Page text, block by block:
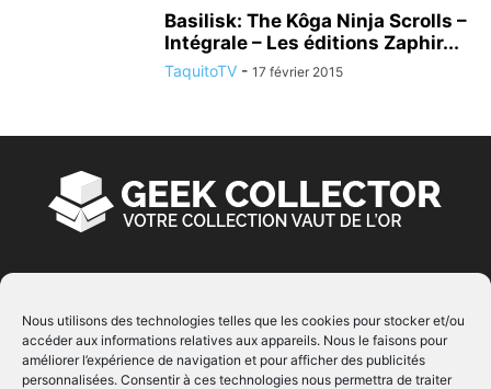
Nous utilisons des technologies telles que les cookies pour stocker et/ou
accéder aux informations relatives aux appareils. Nous le faisons pour
améliorer l’expérience de navigation et pour afficher des publicités
personnalisées. Consentir à ces technologies nous permettra de traiter
Basilisk: The Kôga Ninja Scrolls –
Intégrale – Les éditions Zaphir...
TaquitoTV - 17 février 2015
© Copyright 2022 | Produit parEIMAI| Tous Droits
Réservés